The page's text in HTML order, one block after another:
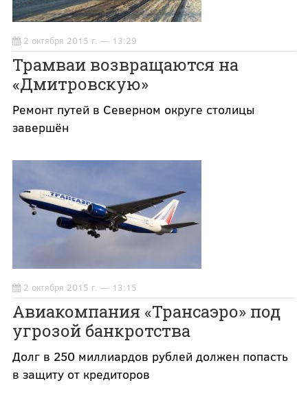
2 октября 2015 г. — 13:29
Трамваи возвращаются на
«Дмитровскую»
Ремонт путей в Северном округе столицы
завершён
2 октября 2015 г. — 13:15
Авиакомпания «Трансаэро» под
угрозой банкротства
Долг в 250 миллиардов рублей должен попасть
в защиту от кредиторов